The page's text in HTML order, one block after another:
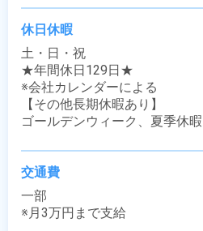
休日休暇
土・日・祝
★年間休日129日★
※会社カレンダーによる
【その他長期休暇あり】
ゴールデンウィーク、夏季休
交通費
一部
※月3万円まで支給